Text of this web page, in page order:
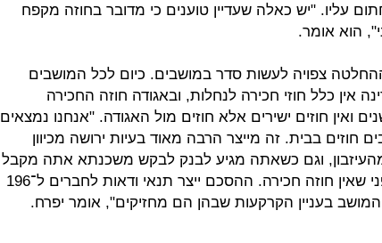
עליו. "יש כאלה שעדיין טוענים כי מדובר בחוזה מקפח
הוא אומר.
צפויה לעשות סדר במושבים. כיום לכל המושבים
אין כלל חוזי חכירה לנחלות, ובאגודה חוזה החכירה
ואין חוזים ישירים אלא חוזים מול האגודה. "אנחנו נמצאים
חוזים בבית. זה מייצר הרבה מאוד בעיות ירושה מכיוון
וגם כשאתה מגיע לבנק לבקש משכנתא אתה מקבל
תנאים טובים פחות מפני שאין חוזה חכירה. ההסכם ייצר תנאי ודאות לחברים ל־196
בעניין הקרקעות שבהן הם מחזיקים", אומר יפרח.